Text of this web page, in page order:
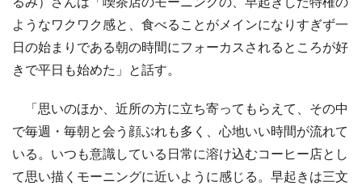
ようなワクワク感と、食べることがメインになりすぎず一
日の始まりである朝の時間にフォーカスされるところが好
きで平日も始めた」と話す。
「思いのほか、近所の方に立ち寄ってもらえて、その中
で毎週・毎朝と会う顔ぶれも多く、心地いい時間が流れて
いる。いつも意識している日常に溶け込むコーヒー店とし
て思い描くモーニングに近いように感じる。早起きは三文